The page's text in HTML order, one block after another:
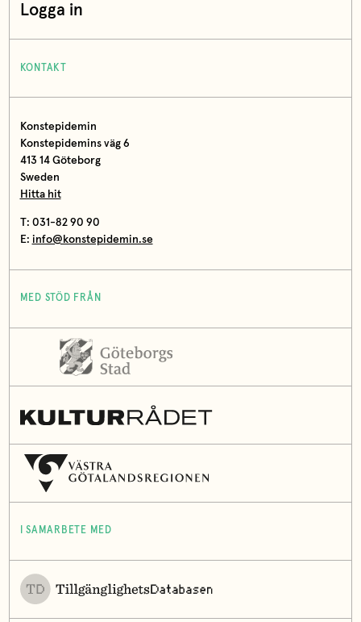
Logga in
KONTAKT
Konstepidemin
Konstepidemins väg 6
413 14 Göteborg
Sweden
Hitta hit
T: 031-82 90 90
E: info@konstepidemin.se
MED STÖD FRÅN
I SAMARBETE MED